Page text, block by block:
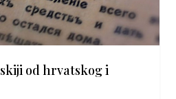
od hrvatskog i